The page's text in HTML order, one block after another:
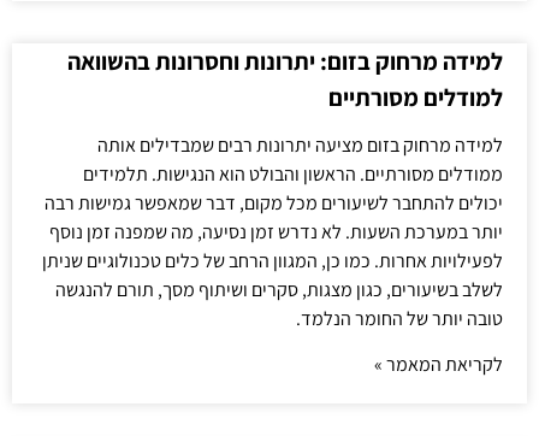
למידה מרחוק בזום: יתרונות וחסרונות בהשוואה
למודלים מסורתיים
למידה מרחוק בזום מציעה יתרונות רבים שמבדילים אותה
ממודלים מסורתיים. הראשון והבולט הוא הנגישות. תלמידים
יכולים להתחבר לשיעורים מכל מקום, דבר שמאפשר גמישות רבה
יותר במערכת השעות. לא נדרש זמן נסיעה, מה שמפנה זמן נוסף
לפעילויות אחרות. כמו כן, המגוון הרחב של כלים טכנולוגיים שניתן
לשלב בשיעורים, כגון מצגות, סקרים ושיתוף מסך, תורם להנגשה
טובה יותר של החומר הנלמד.
לקריאת המאמר »